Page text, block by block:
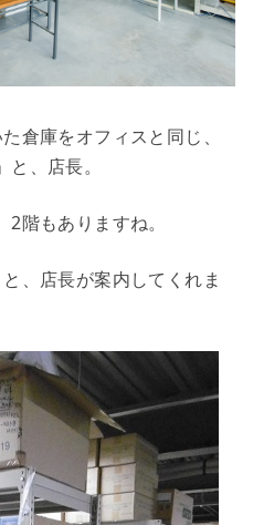
倉庫をオフィスと同じ、
、店長。
階もありますね。
、店長が案内してくれま